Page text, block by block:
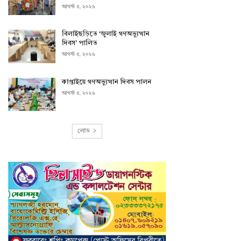
আগস্ট ৫, ২০২৬
বিলাইছড়িতে ‘জুলাই গণঅভ্যুত্থান
দিবস’ পালিত
আগস্ট ৫, ২০২৬
কাপ্তাইয়ে গণঅভ্যুত্থান দিবস পালন
আগস্ট ৫, ২০২৬
লোড